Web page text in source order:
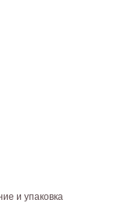
и упаковка